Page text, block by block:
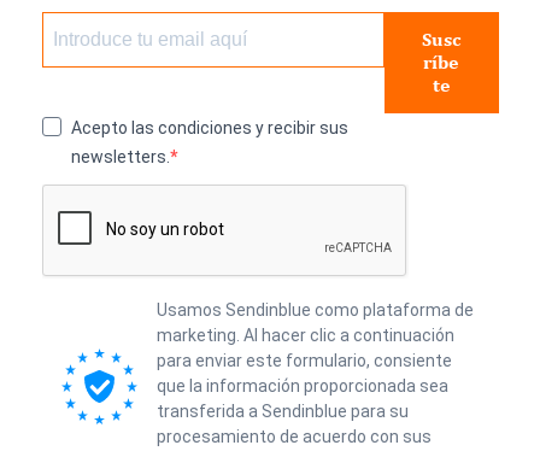
Susc
ríbe
te
Acepto las condiciones y recibir sus
newsletters.
Usamos Sendinblue como plataforma de
marketing. Al hacer clic a continuación
para enviar este formulario, consiente
que la información proporcionada sea
transferida a Sendinblue para su
procesamiento de acuerdo con sus